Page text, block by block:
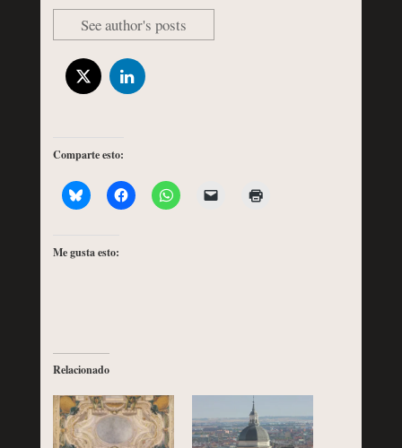
See author's posts
Comparte esto:
Me gusta esto:
Relacionado